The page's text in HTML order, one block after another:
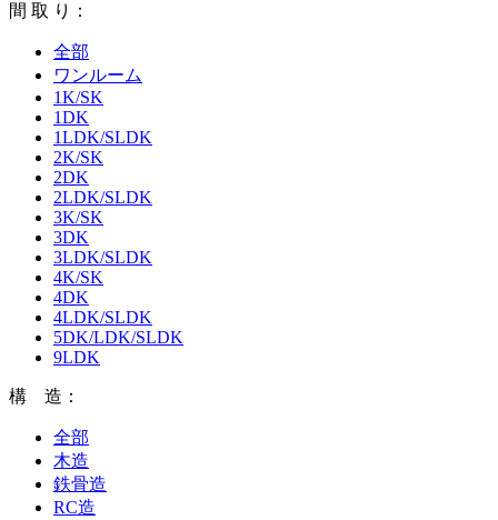
間 取 り：
全部
ワンルーム
1K/SK
1DK
1LDK/SLDK
2K/SK
2DK
2LDK/SLDK
3K/SK
3DK
3LDK/SLDK
4K/SK
4DK
4LDK/SLDK
5DK/LDK/SLDK
9LDK
構 造：
全部
木造
鉄骨造
RC造